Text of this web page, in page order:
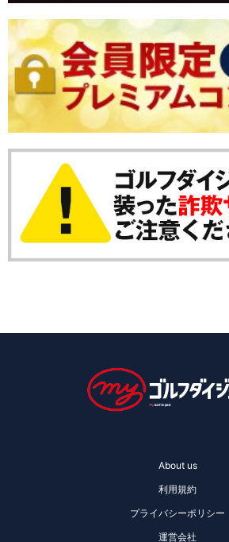
About us
利用規約
プライバシーポリシー
運営会社